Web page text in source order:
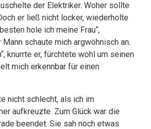
der Elektriker. Woher sollte
er ließ nicht locker, wiederholte
hole ich meine Frau“,
schaute mich argwöhnisch an.
knurrte er, fürchtete wohl um seinen
mich erkennbar für einen
nicht schlecht, als ich im
aufkreuzte. Zum Glück war die
beendet. Sie sah noch etwas